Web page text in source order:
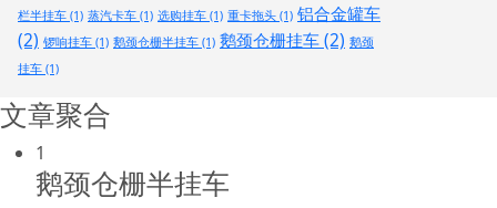
栏半挂车 (1) 蒸汽卡车 (1) 选购挂车 (1) 重卡拖头 (1) 铝合金罐车
(2) 锣响挂车 (1) 鹅颈仓栅半挂车 (1) 鹅颈仓栅挂车(2) 鹅颈
挂车 (1)
文章聚合
1
鹅颈仓栅半挂车